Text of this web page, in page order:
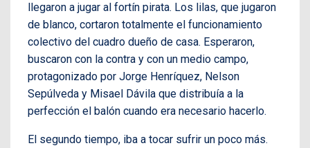
llegaron a jugar al fortín pirata. Los lilas, que jugaron
de blanco, cortaron totalmente el funcionamiento
colectivo del cuadro dueño de casa. Esperaron,
buscaron con la contra y con un medio campo,
protagonizado por Jorge Henríquez, Nelson
Sepúlveda y Misael Dávila que distribuía a la
perfección el balón cuando era necesario hacerlo.
El segundo tiempo, iba a tocar sufrir un poco más.